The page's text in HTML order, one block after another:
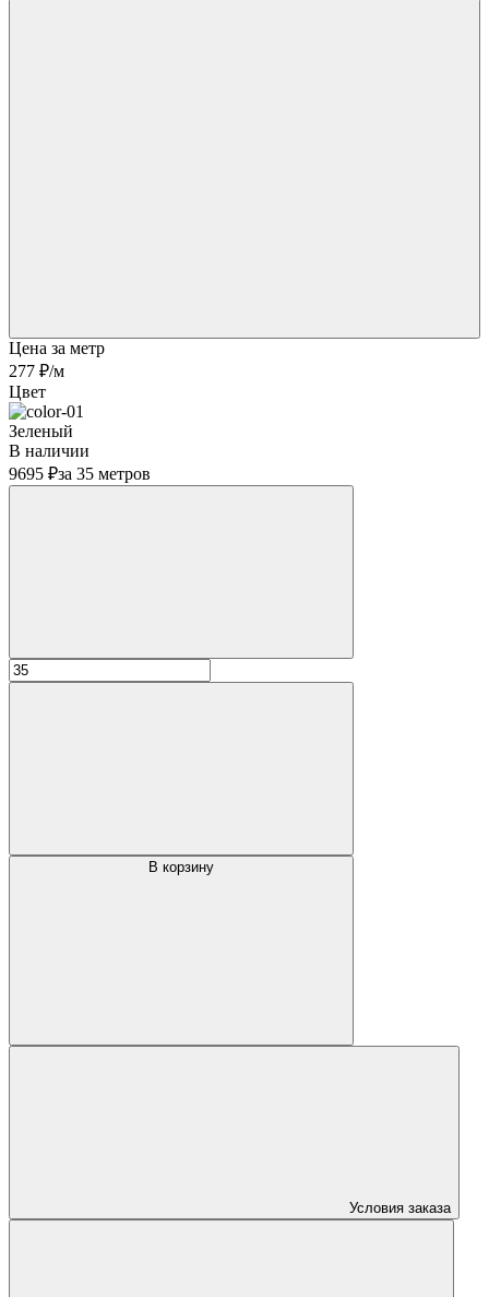
Цена за метр
277 ₽/м
Цвет
Зеленый
В наличии
9695 ₽за 35 метров
В корзину
Условия заказа